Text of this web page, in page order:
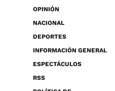
OPINIÓN
NACIONAL
DEPORTES
INFORMACIÓN GENERAL
ESPECTÁCULOS
RSS